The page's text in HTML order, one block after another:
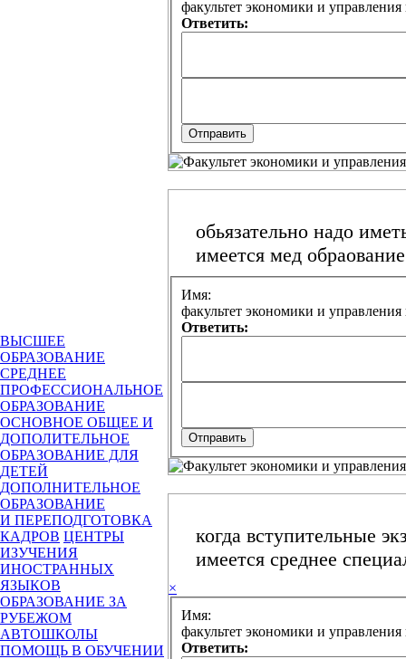
ВЫСШЕЕ
ОБРАЗОВАНИЕ
СРЕДНЕЕ
ПРОФЕССИОНАЛЬНОЕ
ОБРАЗОВАНИЕ
ОСНОВНОЕ ОБЩЕЕ И
ДОПОЛИТЕЛЬНОЕ
ОБРАЗОВАНИЕ ДЛЯ
ДЕТЕЙ
ДОПОЛНИТЕЛЬНОЕ
ОБРАЗОВАНИЕ
И ПЕРЕПОДГОТОВКА
КАДРОВ ЦЕНТРЫ
ИЗУЧЕНИЯ
ИНОСТРАННЫХ
ЯЗЫКОВ
ОБРАЗОВАНИЕ ЗА
РУБЕЖОМ
АВТОШКОЛЫ
ПОМОЩЬ В ОБУЧЕНИИ
Ответить:
обьязательно надо
имеется мед
Имя:
Ответить:
когда вступительные
имеется среднее
×
Имя:
Ответить: